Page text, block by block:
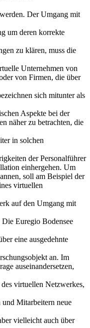
Der Umgang mit
um deren korrekte
zu klären, muss die
Unternehmen von
von Firmen, die über
sich mitunter als
Aspekte bei der
näher zu betrachten, die
in solchen
der Personalführer
einhergehen. Um
soll am Beispiel der
virtuellen
auf den Umgang mit
Euregio Bodensee
eine ausgedehnte
an. Im
auseinandersetzen,
virtuellen Netzwerkes,
Mitarbeitern neue
vielleicht auch über